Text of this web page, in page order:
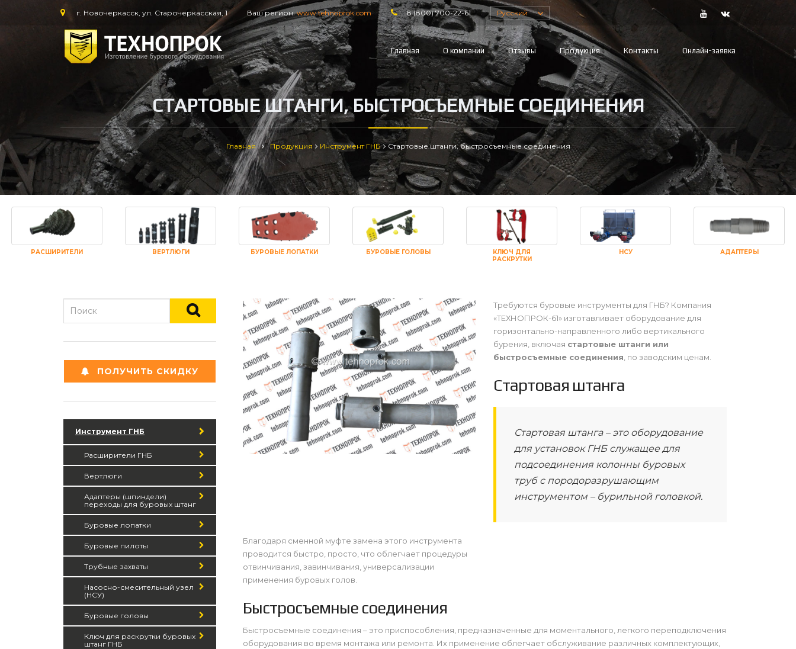
г. Новочеркасск, ул. Старочеркасская, 1 Ваш регион:www.tehnoprok.com 8 (800) 700-22-61 Русский
Главная О компании Отзывы Продукция Контакты Онлайн-заявка
СТАРТОВЫЕ ШТАНГИ, БЫСТРОСЪЕМНЫЕ СОЕДИНЕНИЯ
Главная Продукция Инструмент ГНБ Стартовые штанги, быстросъемные соединения
РАСШИРИТЕЛИ ВЕРТЛЮГИ БУРОВЫЕ ЛОПАТКИ БУРОВЫЕ ГОЛОВЫ
КЛЮЧ ДЛЯ
РАСКРУТКИ
НСУ АДАПТЕРЫ
Требуются буровые инструменты для ГНБ? Компания
«ТЕХНОПРОК-61» изготавливает оборудование для
горизонтально-направленного либо вертикального
бурения, включая стартовые штанги или
быстросъемные соединения , по заводским ценам.
Стартовая штанга
Стартовая штанга – это оборудование
для установок ГНБ служащее для
подсоединения колонны буровых
труб с породоразрушающим
инструментом – бурильной головкой.
Благодаря сменной муфте замена этого инструмента
проводится быстро, просто, что облегчает процедуры
отвинчивания, завинчивания, универсализации
применения буровых голов.
Быстросъемные соединения
Быстросъемные соединения – это приспособления, предназначенные для моментального, легкого переподключения
оборудования во время монтажа или ремонта. Их применение облегчает обслуживание различных комплектующих,
ПОЛУЧИТЬ СКИДКУ
Инструмент ГНБ
Расширители ГНБ
Вертлюги
Адаптеры (шпиндели)
переходы для буровых штанг
Буровые лопатки
Буровые пилоты
Трубные захваты
Насосно-смесительный узел
(НСУ)
Буровые головы
Ключ для раскрутки буровых
штанг ГНБ